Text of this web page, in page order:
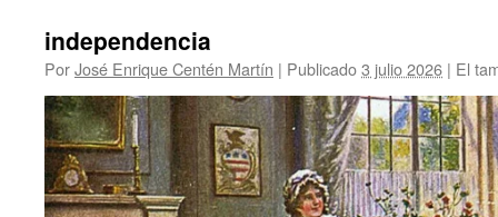
independencia
PorJosé Enrique Centén Martín | Publicado3 julio 2026 | El